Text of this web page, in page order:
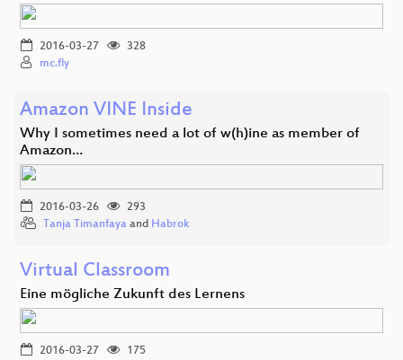
2016-03-27
328
mc.fly
Amazon VINE Inside
Why I sometimes need a lot of w(h)ine as member of
Amazon…
2016-03-26
293
Tanja Timanfaya and Habrok
Virtual Classroom
Eine mögliche Zukunft des Lernens
2016-03-27
175